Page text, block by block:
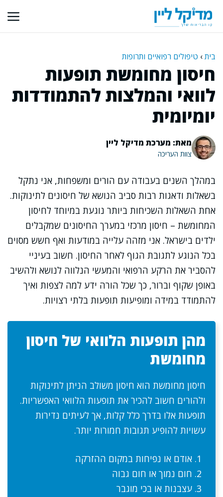
לתוכן
בית› טיפולים רפואיים ותרופות
חיסון מחומשת תופעות
לוואי והמלצות להתמודדות
יומיומית
מאת: מערכת מדיקל ליין
צוות העריכה
במהלך השנים בעבודה עם הורים ומשפחות, אני נתקל
בשאלות ודאגות רבות סביב הנושא של חיסונים לתינוקות.
אחת השאלות השכיחות ביותר נוגעת במיוחד לחיסון
המחומשת – חיסון מרכזי במערך החיסונים שמקבלים
ילדים בישראל. אני מזהה עלייה במודעות ואף חשש מסוים
בכל הנוגע לתגובת הגוף לאחר החיסון. חשוב בעיניי
להסביר את הרקע הרפואי והמעשי הנלווה לנושא ולהשיב
באופן שקוף וברור, כך שכל הורה ידע למה לצפות ואיך
להתמודד במידה ומופיעות תופעות בלתי רצויות.
מהן תופעות הלוואי של חיסון
מחומשת
חיסון מחומשת הוא חיסון משולב הניתן לתינוקות
ולהורים חשוב להכיר את תופעות הלוואי האפשריות.
תופעות אלו בדרך כלל קלות, אך לעיתים נדירות
עשויות להופיע תגובות חמורות יותר.
אודם או נפיחות במקום ההזרקה
חום נמוך או חום גבוה
עצבנות או בכי מוגבר